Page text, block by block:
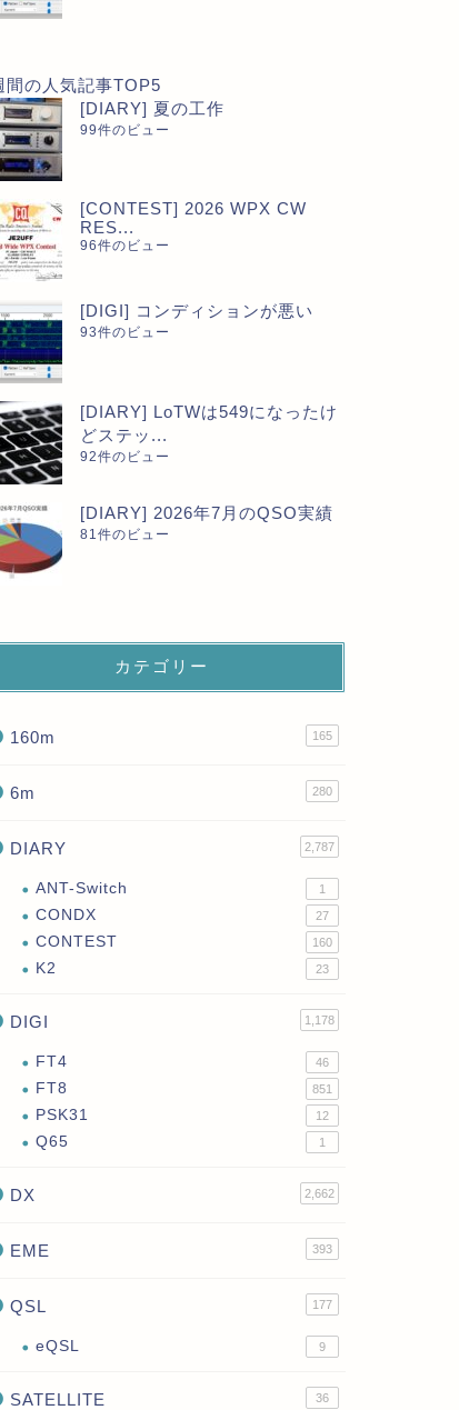
間の人気記事TOP5
[DIARY] 夏の工作
99件のビュー
[CONTEST] 2026 WPX CW
RES...
96件のビュー
[DIGI] コンディションが悪い
93件のビュー
[DIARY] LoTWは549になったけ
どステッ...
92件のビュー
[DIARY] 2026年7月のQSO実績
81件のビュー
カテゴリー
160m 165
6m 280
DIARY 2,787
ANT-Switch 1
CONDX 27
CONTEST 160
K2 23
DIGI 1,178
FT4 46
FT8 851
PSK31 12
Q65 1
DX 2,662
EME 393
QSL 177
eQSL 9
SATELLITE 36